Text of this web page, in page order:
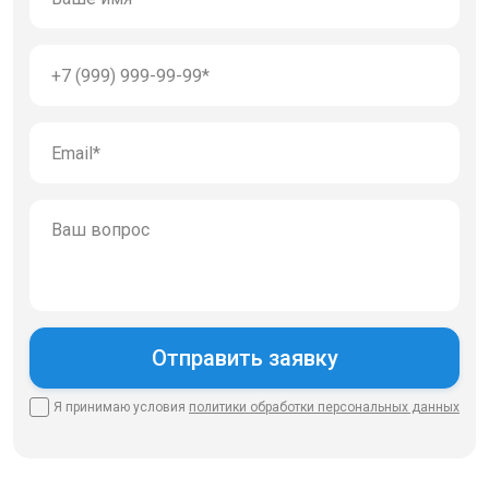
Я принимаю условия политики обработки персональных данных